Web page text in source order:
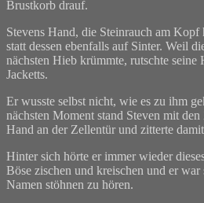
Brustkorb drauf.
Stevens Hand, die Steinrauch am
statt dessen ebenfalls auf Sinter. Weil
nächsten Hieb krümmte, rutschte
Jacketts.
Er wusste selbst nicht, wie es zu ihm
nächsten Moment stand Steven mit
Hand an der Zellentür und zitterte
Hinter sich hörte er immer wieder
Böse zischen und kreischen und er war
Namen stöhnen zu hören.